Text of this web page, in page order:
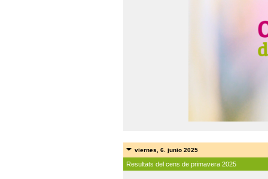
viernes, 6. junio 2025
Resultats del cens de primavera 2025